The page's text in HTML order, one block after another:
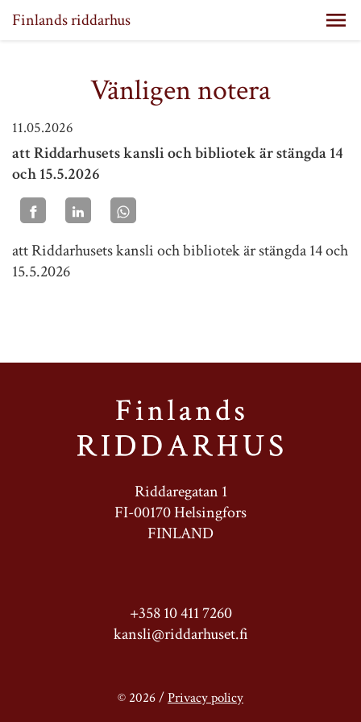
Finlands riddarhus
Vänligen notera
11.05.2026
att Riddarhusets kansli och bibliotek är stängda 14
och 15.5.2026
att Riddarhusets kansli och bibliotek är stängda 14 och
15.5.2026
Riddaregatan 1
FI-00170 Helsingfors
FINLAND
+358 10 411 7260
kansli@riddarhuset.fi
© 2026 /Privacy policy